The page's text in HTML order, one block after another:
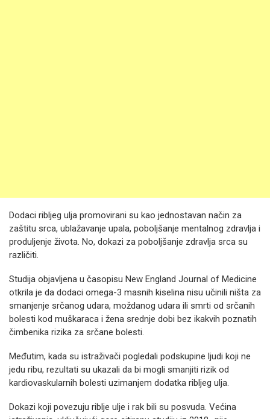
Dodaci ribljeg ulja promovirani su kao jednostavan način za
zaštitu srca, ublažavanje upala, poboljšanje mentalnog zdravlja i
produljenje života. No, dokazi za poboljšanje zdravlja srca su
različiti.
Studija objavljena u časopisu New England Journal of Medicine
otkrila je da dodaci omega-3 masnih kiselina nisu učinili ništa za
smanjenje srčanog udara, moždanog udara ili smrti od srčanih
bolesti kod muškaraca i žena srednje dobi bez ikakvih poznatih
čimbenika rizika za srčane bolesti.
Međutim, kada su istraživači pogledali podskupine ljudi koji ne
jedu ribu, rezultati su ukazali da bi mogli smanjiti rizik od
kardiovaskularnih bolesti uzimanjem dodatka ribljeg ulja.
Dokazi koji povezuju riblje ulje i rak bili su posvuda. Većina